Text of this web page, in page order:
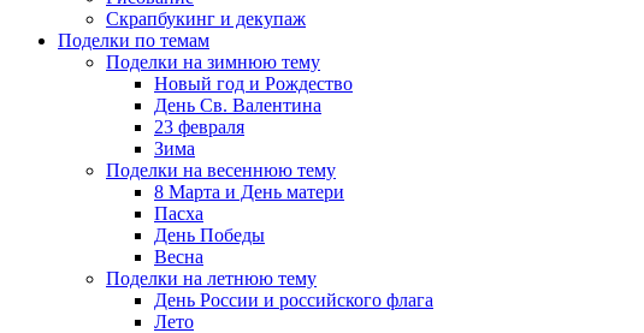
Скрапбукинг и декупаж
Поделки по темам
Поделки на зимнюю тему
Новый год и Рождество
День Св. Валентина
23 февраля
Зима
Поделки на весеннюю тему
8 Марта и День матери
Пасха
День Победы
Весна
Поделки на летнюю тему
День России и российского флага
Лето